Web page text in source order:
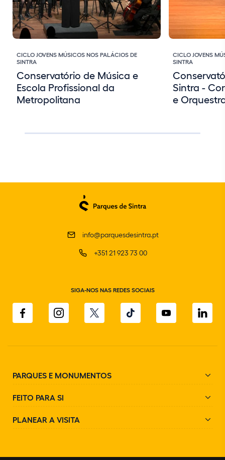
CICLO JOVENS MÚSICOS NOS PALÁCIOS DE
SINTRA
Conservatório de Música e
Escola Profissional da
Metropolitana
CICLO JOVENS
SINTRA
Sintra -
e
info@parquesdesintra.pt
+351 21 923 73 00
SIGA-NOS NAS REDES SOCIAIS
PARQUES E MONUMENTOS
FEITO PARA SI
PLANEAR A VISITA